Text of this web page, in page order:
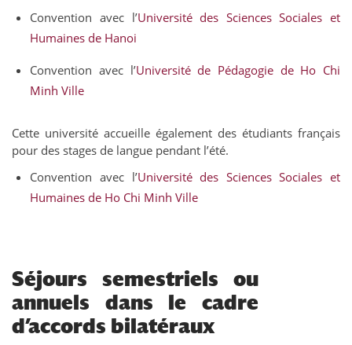
Convention avec l’Université des Sciences Sociales et
Humaines de Hanoi
Convention avec l’Université de Pédagogie de Ho Chi
Minh Ville
Cette université accueille également des étudiants français
pour des stages de langue pendant l’été.
Convention avec l’Université des Sciences Sociales et
Humaines de Ho Chi Minh Ville
Séjours semestriels ou
annuels dans le cadre
d’accords bilatéraux